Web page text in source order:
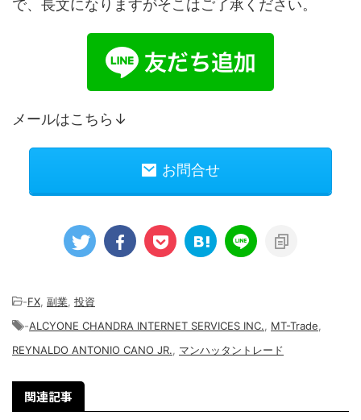
で、長文になりますがそこはご了承ください。
メールはこちら↓
お問合せ
-FX 副業 投資
-ALCYONE CHANDRA INTERNET SERVICES INC. MT-Trade
REYNALDO ANTONIO CANO JR.
マンハッタントレード
関連記事